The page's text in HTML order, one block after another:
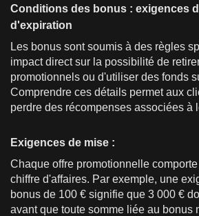
Conditions des bonus : exigences
d'expiration
Les bonus sont soumis à des règles
impact direct sur la possibilité de
promotionnels ou d'utiliser des fonds
Comprendre ces détails permet aux
perdre des récompenses associées à
Exigences de mise :
Chaque offre promotionnelle
chiffre d'affaires. Par exemple, une
bonus de 100 € signifie que 3 000 €
avant que toute somme liée au bonus